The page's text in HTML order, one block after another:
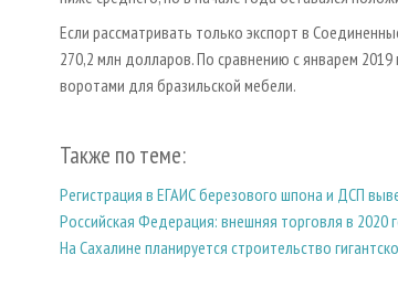
Если рассматривать только экспорт в
270,2 млн долларов. По сравнению с январем
воротами для бразильской мебели.
Также по теме:
Регистрация в ЕГАИС березового шпона и ДСП
Российская Федерация: внешняя торговля в 2020
На Сахалине планируется строительство